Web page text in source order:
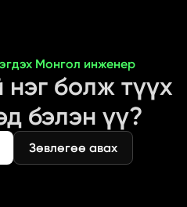
Монгол инженер
нэг болж түүх
бэлэн үү?
Зөвлөгөө авах